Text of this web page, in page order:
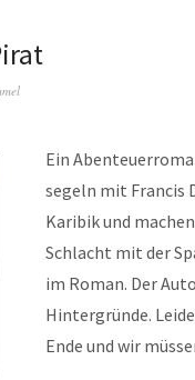
Ein
segeln mit Francis
Karibik und
Schlacht mit der
im Roman. Der
Hintergründe.
Ende und wir